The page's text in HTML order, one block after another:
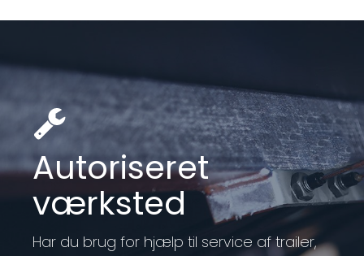
Autoriseret
værksted
Har du brug for hjælp til service af trailer,